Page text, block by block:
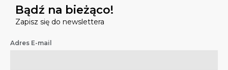
Bądź na bieżąco!
Zapisz się do newslettera
Adres E-mail